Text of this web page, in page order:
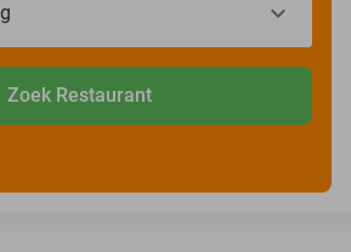
Zoek Restaurant